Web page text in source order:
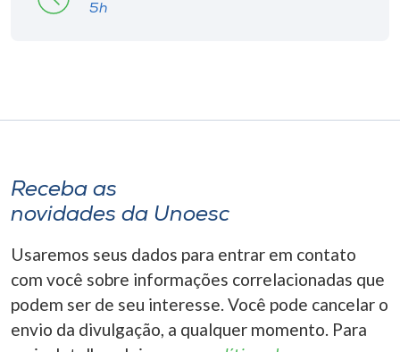
5h
Receba as
novidades da Unoesc
Usaremos seus dados para entrar em contato
com você sobre informações correlacionadas que
podem ser de seu interesse. Você pode cancelar o
envio da divulgação, a qualquer momento. Para